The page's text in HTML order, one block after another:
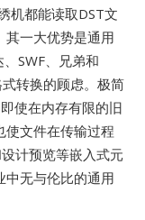
机都能读取DST文
其一大优势是通用
SWF、兄弟和
转换的顾虑。极简
使在内存有限的旧
使文件在传输过程
计预览等嵌入式元
中无与伦比的通用